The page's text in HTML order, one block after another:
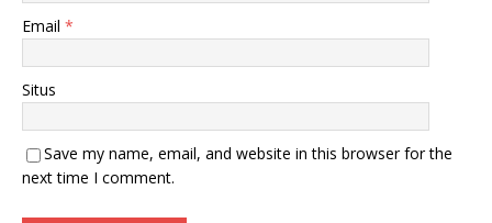
Email *
Situs
Save my name, email, and website in this browser for the
next time I comment.